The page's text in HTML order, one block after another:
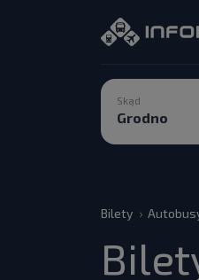
Skąd
Bilety